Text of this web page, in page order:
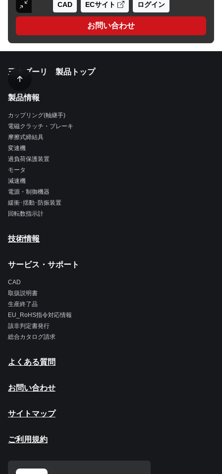
CAD ECサイト ログイン
お問い合わせ
三木プーリ 製品トップ
製品情報
カップリング(軸継手)
電磁クラッチ・ブレーキ
摩擦式締結具
変速機
過負荷保護装置
モータ
減速機
電源・制御機器
緩衝･揺動･防振装置
回転数指示計
技術情報
サービス・サポート
CAD
取扱説明書
生産終了品
EU_RoHS指令対応情報
該非判定書発行
総合カタログ請求
よくある質問
お問い合わせ
サイトマップ
ご利用規約